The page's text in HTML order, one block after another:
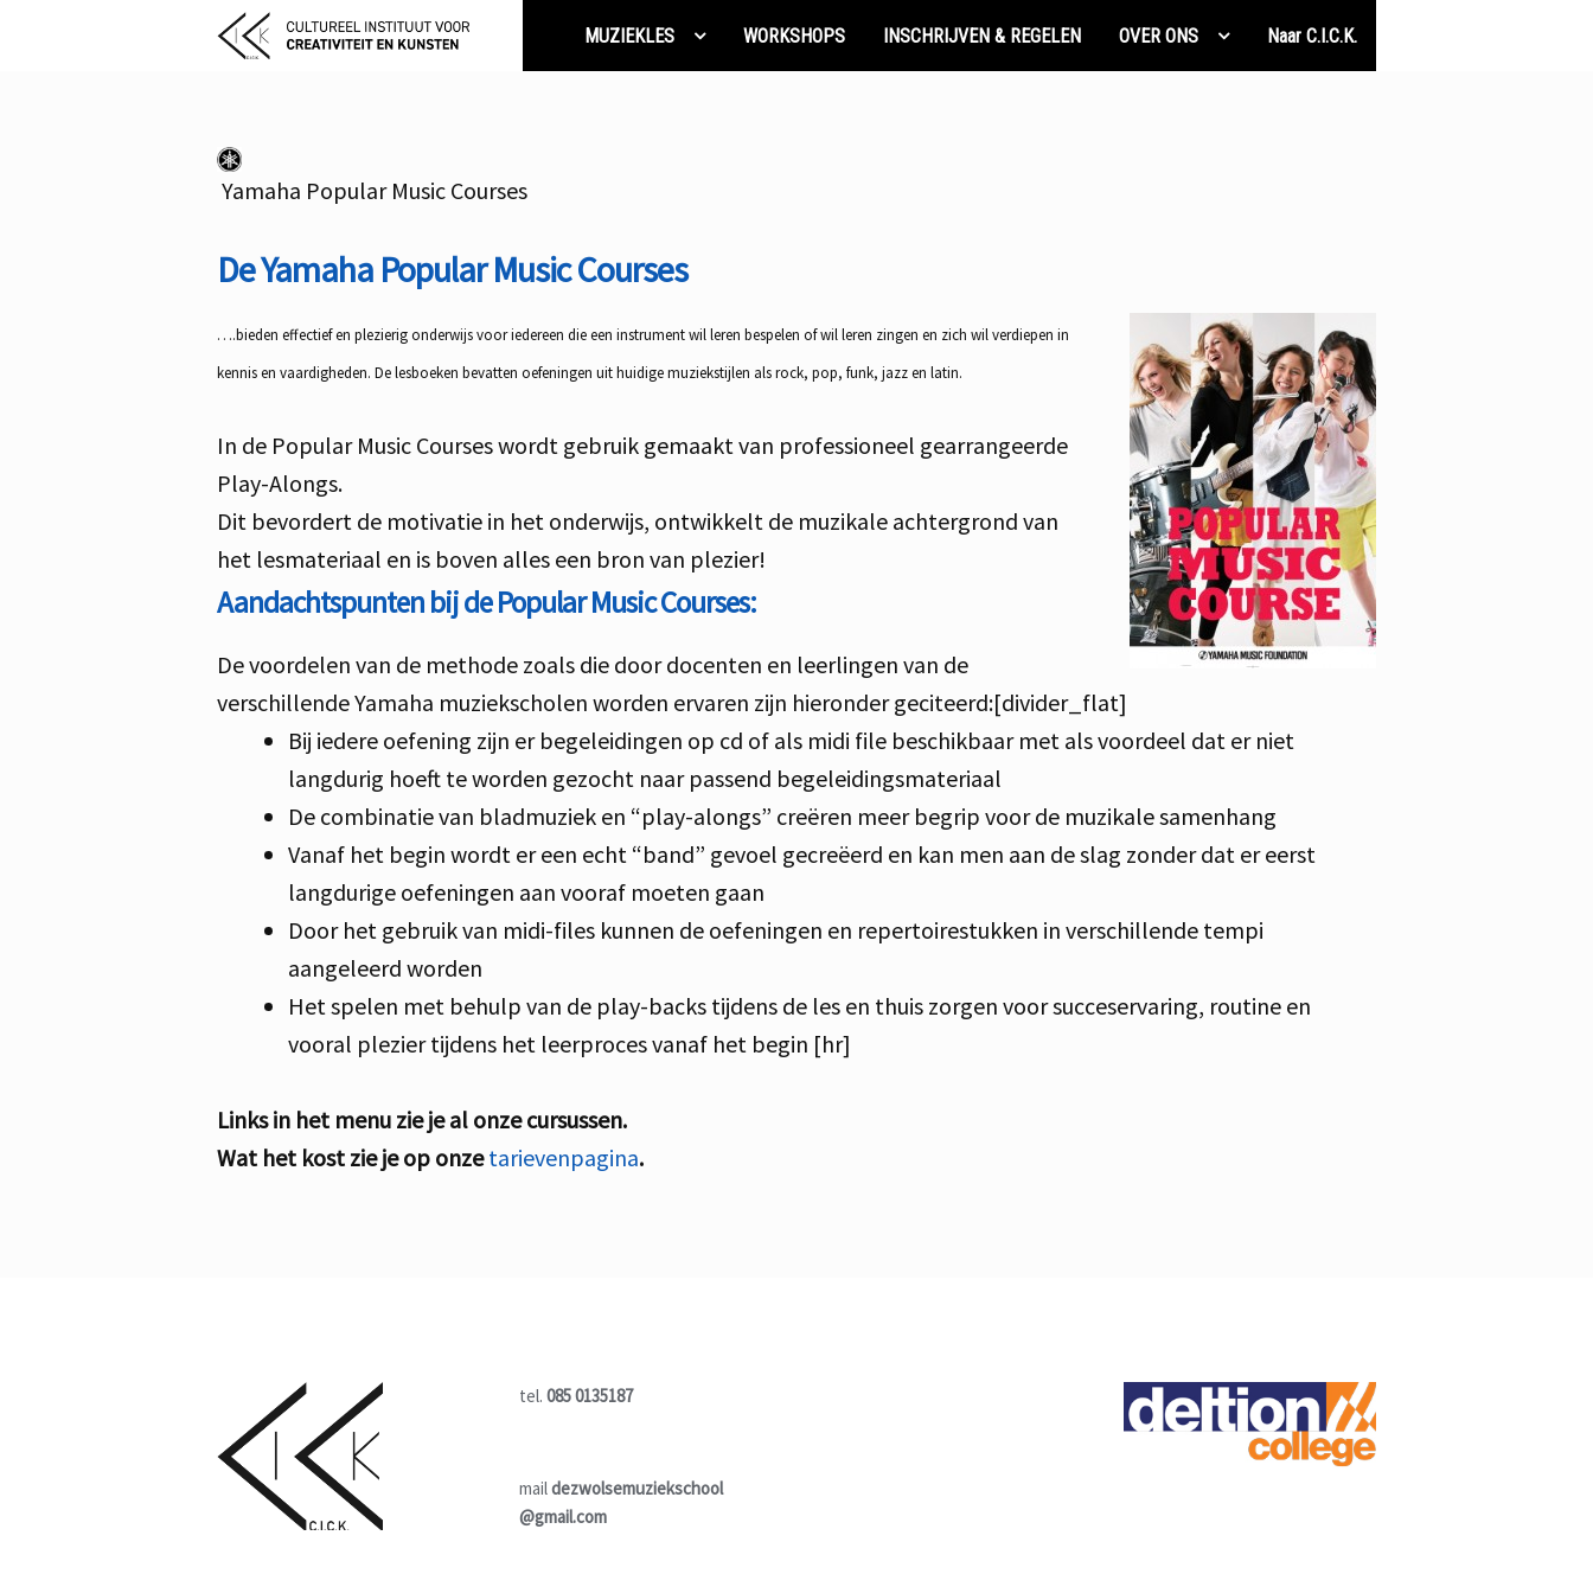
Skip
Skip
MUZIEKLES WORKSHOPS INSCHRIJVEN & REGELEN OVER ONS Naar C.I.C.K.
Popular Music Courses
Yamaha Popular Music Courses
De Yamaha Popular Music Courses
….bieden effectief en plezierig onderwijs voor iedereen die een instrument wil leren bespelen of wil leren zingen en zich wil verdiepen in
kennis en vaardigheden. De lesboeken bevatten oefeningen uit huidige muziekstijlen als rock, pop, funk, jazz en latin.
In de Popular Music Courses wordt gebruik gemaakt van professioneel gearrangeerde
Play-Alongs.
Dit bevordert de motivatie in het onderwijs, ontwikkelt de muzikale achtergrond van
het lesmateriaal en is boven alles een bron van plezier!
Aandachtspunten bij de Popular Music Courses:
De voordelen van de methode zoals die door docenten en leerlingen van de
verschillende Yamaha muziekscholen worden ervaren zijn hieronder geciteerd:[divider_flat]
Bij iedere oefening zijn er begeleidingen op cd of als midi file beschikbaar met als voordeel dat er niet
langdurig hoeft te worden gezocht naar passend begeleidingsmateriaal
De combinatie van bladmuziek en “play-alongs” creëren meer begrip voor de muzikale samenhang
Vanaf het begin wordt er een echt “band” gevoel gecreëerd en kan men aan de slag zonder dat er eerst
langdurige oefeningen aan vooraf moeten gaan
Door het gebruik van midi-files kunnen de oefeningen en repertoirestukken in verschillende tempi
aangeleerd worden
Het spelen met behulp van de play-backs tijdens de les en thuis zorgen voor succeservaring, routine en
vooral plezier tijdens het leerproces vanaf het begin [hr]
Links in het menu zie je al onze cursussen.
Wat het kost zie je op onzetarievenpagina.
tel.085 0135187
maildezwolsemuziekschool
@gmail.com